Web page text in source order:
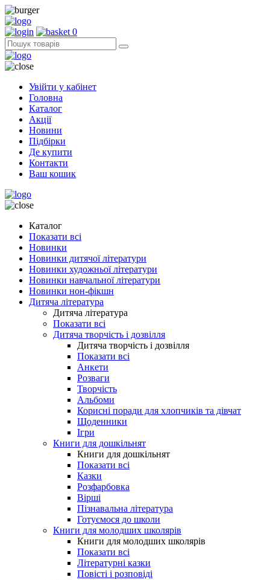
0
Увійти у кабінет
Головна
Каталог
Акції
Новини
Підбірки
Де купити
Контакти
Ваш кошик
Каталог
Показати всі
Новинки
Новинки дитячої літератури
Новинки художньої літератури
Новинки навчальної літератури
Новинки нон-фікшн
Дитяча література
Дитяча література
Показати всі
Дитяча творчість і дозвілля
Дитяча творчість і дозвілля
Показати всі
Анкети
Розваги
Творчість
Альбоми
Корисні поради для хлопчиків та дівчат
Щоденники
Ігри
Книги для дошкільнят
Книги для дошкільнят
Показати всі
Казки
Розфарбовка
Вірші
Пізнавальна література
Готуємося до школи
Книги для молодших школярів
Книги для молодших школярів
Показати всі
Літературні казки
Повісті і розповіді